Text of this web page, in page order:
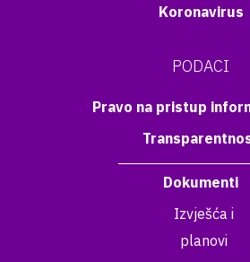
Koronavirus
PODACI
Pravo na pristup
Dokumenti
Izvješća i
planovi